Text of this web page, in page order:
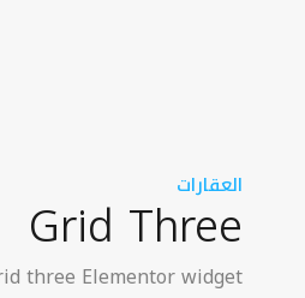
العقارات
Grid Three
three Elementor widget.